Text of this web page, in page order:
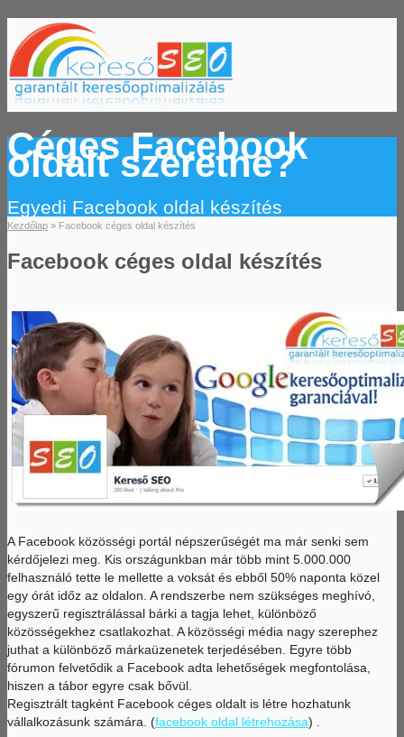
Céges Facebook
oldalt szeretne?
Egyedi Facebook oldal készítés
Kezdőlap » Facebook céges oldal készítés
Facebook céges oldal készítés
A Facebook közösségi portál népszerűségét ma már senki sem
kérdőjelezi meg. Kis országunkban már több mint 5.000.000
felhasználó tette le mellette a voksát és ebből 50% naponta közel
egy órát időz az oldalon. A rendszerbe nem szükséges meghívó,
egyszerű regisztrálással bárki a tagja lehet, különböző
közösségekhez csatlakozhat. A közösségi média nagy szerephez
juthat a különböző márkaüzenetek terjedésében. Egyre több
fórumon felvetődik a Facebook adta lehetőségek megfontolása,
hiszen a tábor egyre csak bővül.
Regisztrált tagként Facebook céges oldalt is létre hozhatunk
vállalkozásunk számára. (facebook oldal létrehozása) .